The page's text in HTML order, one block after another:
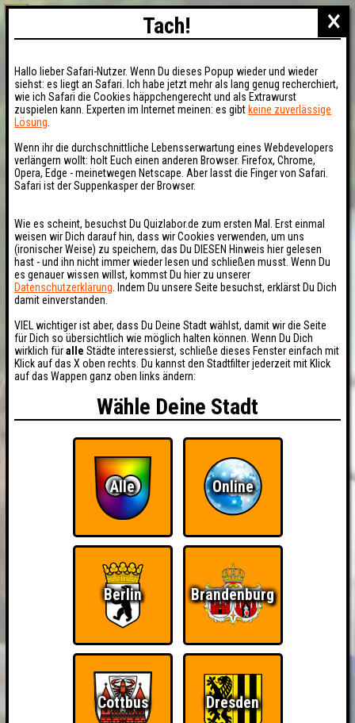
×
Tach!
Hallo lieber Safari-Nutzer. Wenn Du dieses Popup wieder und wieder
siehst: es liegt an Safari. Ich habe jetzt mehr als lang genug recherchiert,
wie ich Safari die Cookies häppchengerecht und als Extrawurst
zuspielen kann. Experten im Internet meinen: es gibt keine zuverlässige
Lösung
Wenn ihr die durchschnittliche Lebensserwartung eines Webdevelopers
verlängern wollt: holt Euch einen anderen Browser. Firefox, Chrome,
Opera, Edge - meinetwegen Netscape. Aber lasst die Finger von Safari.
Safari ist der Suppenkasper der Browser.
Wie es scheint, besuchst Du Quizlabor.de zum ersten Mal. Erst einmal
weisen wir Dich darauf hin, dass wir Cookies verwenden, um uns
(ironischer Weise) zu speichern, das Du DIESEN Hinweis hier gelesen
hast - und ihn nicht immer wieder lesen und schließen musst. Wenn Du
es genauer wissen willst, kommst Du hier zu unserer
Datenschutzerklärung . Indem Du unsere Seite besuchst, erklärst Du Dich
damit einverstanden.
VIEL wichtiger ist aber, dass Du Deine Stadt wählst, damit wir die Seite
für Dich so übersichtlich wie möglich halten können. Wenn Du Dich
wirklich füralle Städte interessierst, schließe dieses Fenster einfach mit
Klick auf das X oben rechts. Du kannst den Stadtfilter jederzeit mit Klick
auf das Wappen ganz oben links ändern:
Wähle Deine Stadt
Alle Online
Berlin Brandenburg
Cottbus Dresden